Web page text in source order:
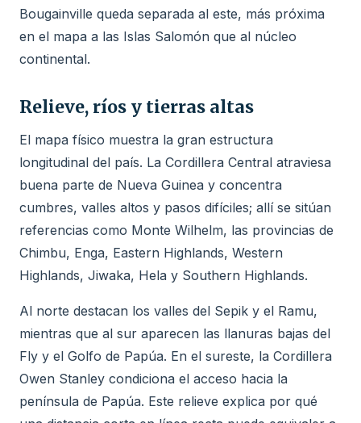
Bougainville queda separada al este, más próxima
en el mapa a las Islas Salomón que al núcleo
continental.
Relieve, ríos y tierras altas
El mapa físico muestra la gran estructura
longitudinal del país. La Cordillera Central atraviesa
buena parte de Nueva Guinea y concentra
cumbres, valles altos y pasos difíciles; allí se sitúan
referencias como Monte Wilhelm, las provincias de
Chimbu, Enga, Eastern Highlands, Western
Highlands, Jiwaka, Hela y Southern Highlands.
Al norte destacan los valles del Sepik y el Ramu,
mientras que al sur aparecen las llanuras bajas del
Fly y el Golfo de Papúa. En el sureste, la Cordillera
Owen Stanley condiciona el acceso hacia la
península de Papúa. Este relieve explica por qué